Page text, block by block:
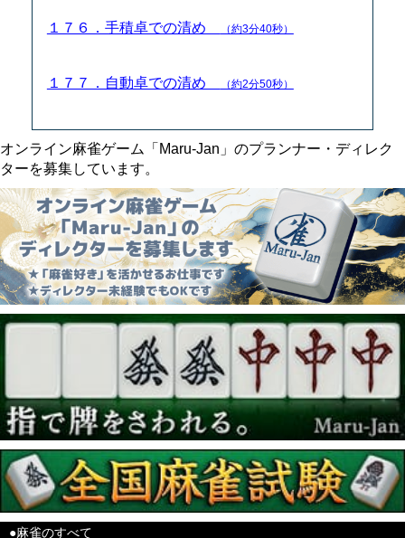
１７６．手積卓での清め （約3分40秒）
１７７．自動卓での清め （約2分50秒）
オンライン麻雀ゲーム「Maru-Jan」のプランナー・ディレク
ターを募集しています。
●麻雀のすべて